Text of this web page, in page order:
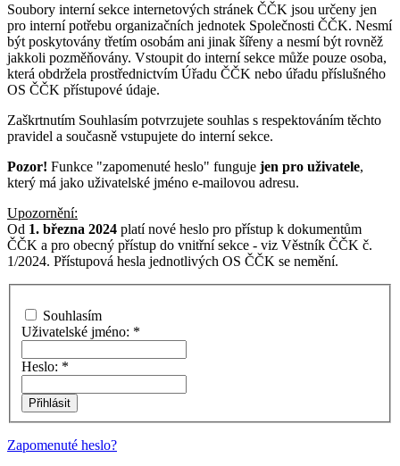
Soubory interní sekce internetových stránek ČČK jsou určeny jen
pro interní potřebu organizačních jednotek Společnosti ČČK. Nesmí
být poskytovány třetím osobám ani jinak šířeny a nesmí být rovněž
jakkoli pozměňovány. Vstoupit do interní sekce může pouze osoba,
která obdržela prostřednictvím Úřadu ČČK nebo úřadu příslušného
OS ČČK přístupové údaje.
Zaškrtnutím Souhlasím potvrzujete souhlas s respektováním těchto
pravidel a současně vstupujete do interní sekce.
Pozor! Funkce "zapomenuté heslo" funguje jen pro uživatele,
který má jako uživatelské jméno e-mailovou adresu.
Upozornění:
Od 1. března 2024 platí nové heslo pro přístup k dokumentům
ČČK a pro obecný přístup do vnitřní sekce - viz Věstník ČČK č.
1/2024. Přístupová hesla jednotlivých OS ČČK se nemění.
Souhlasím
Uživatelské jméno: *
Heslo: *
Zapomenuté heslo?